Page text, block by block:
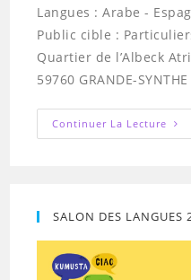
Langues : Arabe -
Public cible :
Quartier de l’Albeck
59760 GRANDE-
Continuer La Lecture ASFI
SALON DES LANGUES